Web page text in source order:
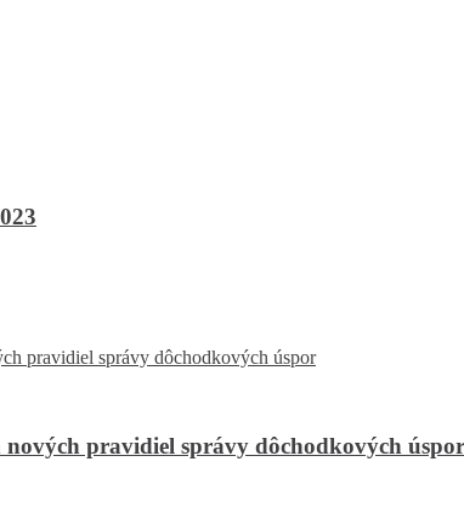
pravidiel správy dôchodkových úspor